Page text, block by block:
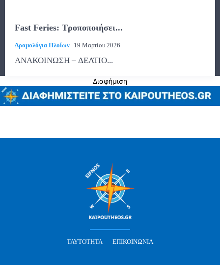
Fast Feries: Τροποποιήσει...
Δρομολόγια Πλοίων 19 Μαρτίου 2026
ΑΝΑΚΟΙΝΩΣΗ – ΔΕΛΤΙΟ...
Διαφήμιση
ΤΑΥΤΌΤΗΤΑ ΕΠΙΚΟΙΝΩΝΊΑ